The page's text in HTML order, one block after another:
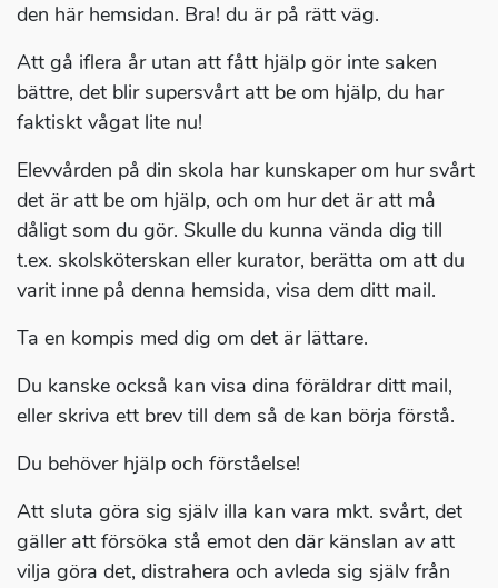
den här hemsidan. Bra! du är på rätt väg.
Att gå iflera år utan att fått hjälp gör inte saken
bättre, det blir supersvårt att be om hjälp, du har
faktiskt vågat lite nu!
Elevvården på din skola har kunskaper om hur svårt
det är att be om hjälp, och om hur det är att må
dåligt som du gör. Skulle du kunna vända dig till
t.ex. skolsköterskan eller kurator, berätta om att du
varit inne på denna hemsida, visa dem ditt mail.
Ta en kompis med dig om det är lättare.
Du kanske också kan visa dina föräldrar ditt mail,
eller skriva ett brev till dem så de kan börja förstå.
Du behöver hjälp och förståelse!
Att sluta göra sig själv illa kan vara mkt. svårt, det
gäller att försöka stå emot den där känslan av att
vilja göra det, distrahera och avleda sig själv från